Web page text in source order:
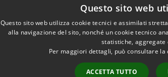
Questo sito web
Questo sito web utilizza cookie tecnici e assimilati
alla navigazione del sito, nonché un cookie tecnico
statistiche, aggregate
Per maggiori dettagli, può consultare la
ACCETTA TUTTO